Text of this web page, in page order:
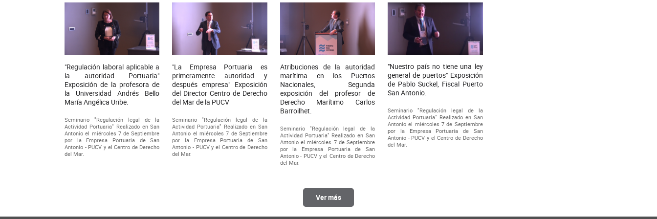
"Regulación laboral aplicable a
la autoridad Portuaria"
Exposición de la profesora de
la Universidad Andrés Bello
María Angélica Uribe.
Seminario "Regulación legal de la
Actividad Portuaria" Realizado en San
Antonio el miércoles 7 de Septiembre
por la Empresa Portuaria de San
Antonio - PUCV y el Centro de Derecho
del Mar.
"La Empresa Portuaria es
primeramente autoridad y
después empresa" Exposición
del Director Centro de Derecho
del Mar de la PUCV
Seminario "Regulación legal de la
Actividad Portuaria" Realizado en San
Antonio el miércoles 7 de Septiembre
por la Empresa Portuaria de San
Antonio - PUCV y el Centro de Derecho
del Mar.
Atribuciones de la autoridad
marítima en los Puertos
Nacionales, Segunda
exposición del profesor de
Derecho Marítimo Carlos
Barroilhet.
Seminario "Regulación legal de la
Actividad Portuaria" Realizado en San
Antonio el miércoles 7 de Septiembre
por la Empresa Portuaria de San
Antonio - PUCV y el Centro de Derecho
del Mar.
"Nuestro país no tiene una ley
general de puertos" Exposición
de Pablo Suckel, Fiscal Puerto
San Antonio.
Seminario "Regulación legal de la
Actividad Portuaria" Realizado en San
Antonio el miércoles 7 de Septiembre
por la Empresa Portuaria de San
Antonio - PUCV y el Centro de Derecho
del Mar.
Ver más